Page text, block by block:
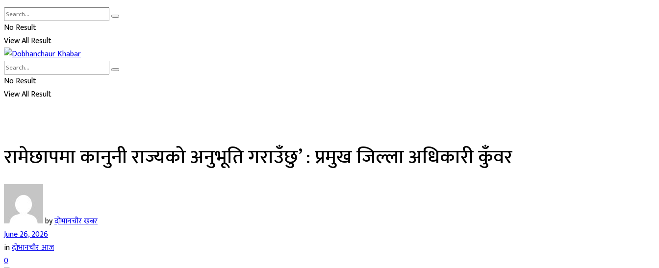
No Result
View All Result
No Result
View All Result
रामेछापमा कानुनी राज्यको अनुभूति गराउँछु’ : प्रमुख जिल्ला अधिकारी कुँवर
byदोभानचौर खबर
June 26, 2026
inदाेभानचाैर आज
0